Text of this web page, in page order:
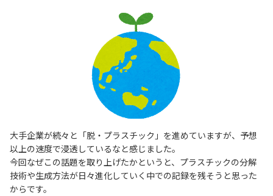
大手企業が続々と「脱・プラスチック」を進めていますが、予想
以上の速度で浸透しているなと感じました。
今回なぜこの話題を取り上げたかというと、プラスチックの分解
技術や生成方法が日々進化していく中での記録を残そうと思った
からです。